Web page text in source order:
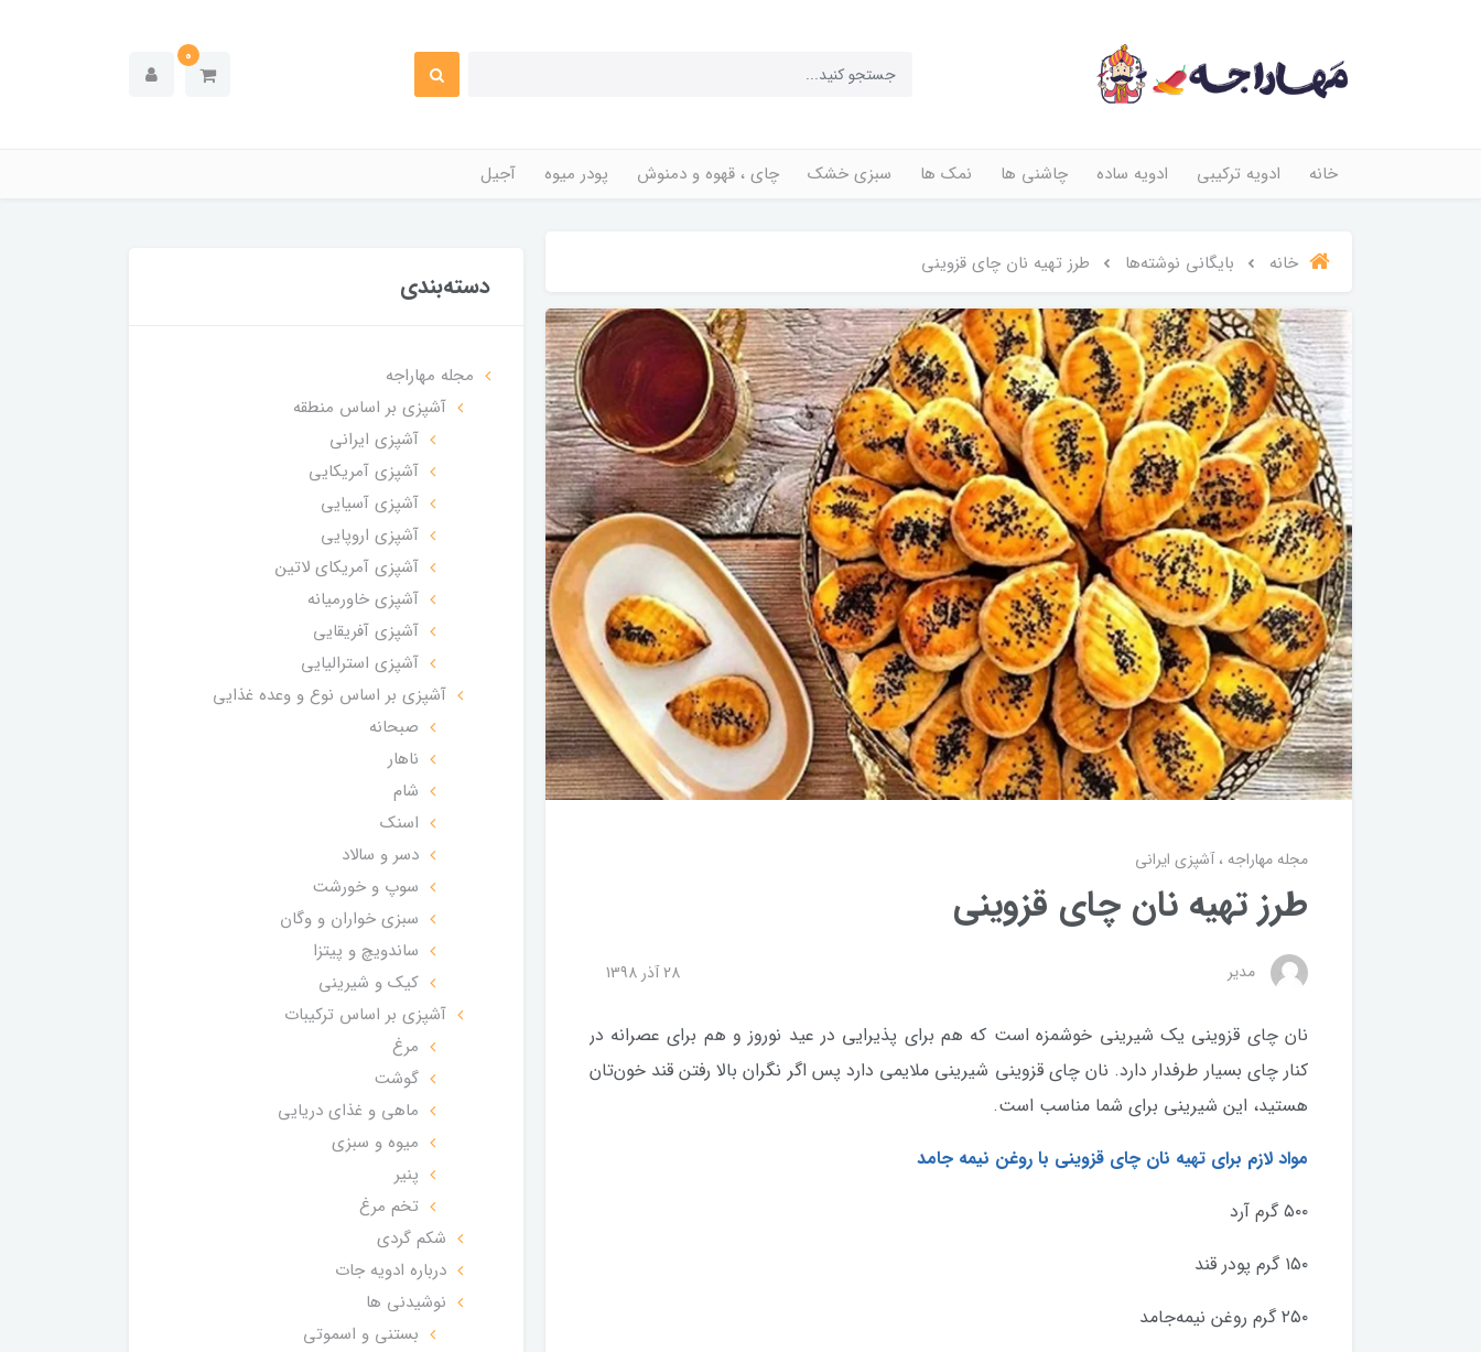
0
خانه ادویه ترکیبی ادویه ساده چاشنی ها نمک ها سبزی خشک چای ، قهوه و دمنوش پودر میوه آجیل
خانه بایگانی نوشته‌ها طرز تهیه نان چای قزوینی
مجله مهاراجه آشپزی ایرانی
طرز تهیه نان چای قزوینی
مدیر 28 آذر 1398
نان چای قزوینی یک شیرینی خوشمزه است که هم برای پذیرایی در عید نوروز و هم برای عصرانه در
کنار چای بسیار طرفدار دارد. نان چای قزوینی شیرینی ملایمی دارد پس اگر نگران بالا رفتن قند خون‌تان
هستید، این شیرینی برای شما مناسب است.
مواد لازم برای تهیه نان چای قزوینی با روغن نیمه جامد
۵۰۰ گرم آرد
۱۵۰ گرم پودر قند
۲۵۰ گرم روغن نیمه‌جامد
دسته‌بندی
مجله مهاراجه
آشپزی بر اساس منطقه
آشپزی ایرانی
آشپزی آمریکایی
آشپزی آسیایی
آشپزی اروپایی
آشپزی آمریکای لاتین
آشپزی خاورمیانه
آشپزی آفریقایی
آشپزی استرالیایی
آشپزی بر اساس نوع و وعده غذایی
صبحانه
ناهار
شام
اسنک
دسر و سالاد
سوپ و خورشت
سبزی خواران و وگان
ساندویچ و پیتزا
کیک و شیرینی
آشپزی بر اساس ترکیبات
مرغ
گوشت
ماهی و غذای دریایی
میوه و سبزی
پنیر
تخم مرغ
شکم گردی
درباره ادویه جات
نوشیدنی ها
بستنی و اسموتی